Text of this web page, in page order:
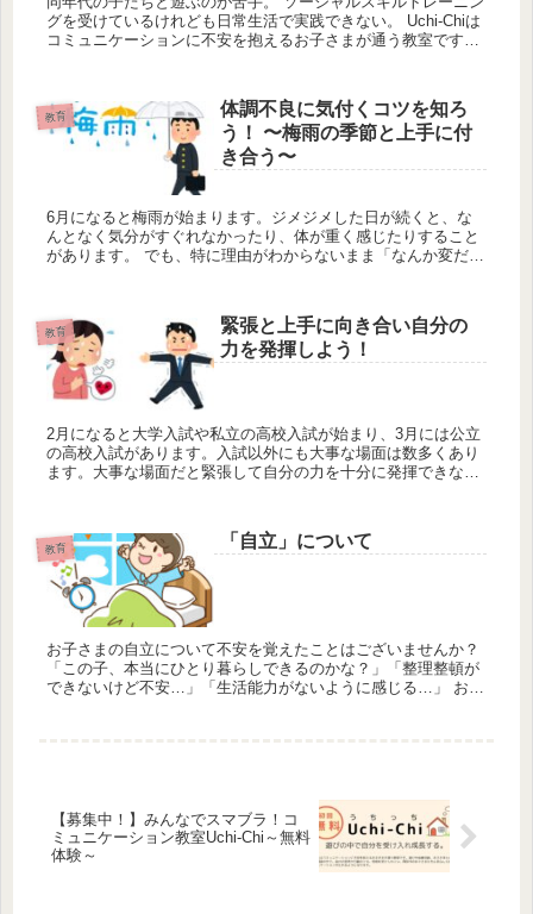
グを受けているけれども日常生活で実践できない。 Uchi-Chiは
コミュニケーションに不安を抱えるお子さまが通う教室です。
教育
体調不良に気付くコツを知ろ
う！ 〜梅雨の季節と上手に付
き合う〜
6月になると梅雨が始まります。ジメジメした日が続くと、な
んとなく気分がすぐれなかったり、体が重く感じたりすること
があります。 でも、特に理由がわからないまま「なんか変だ
教育
緊張と上手に向き合い自分の
力を発揮しよう！
2月になると大学入試や私立の高校入試が始まり、3月には公立
の高校入試があります。入試以外にも大事な場面は数多くあり
ます。大事な場面だと緊張して自分の力を十分に発揮できない
教育 「自立」について
お子さまの自立について不安を覚えたことはございませんか？
「この子、本当にひとり暮らしできるのかな？」「整理整頓が
できないけど不安…」「生活能力がないように感じる…」 お子
【募集中！】みんなでスマブラ！コ
ミュニケーション教室Uchi-Chi～無料
体験～